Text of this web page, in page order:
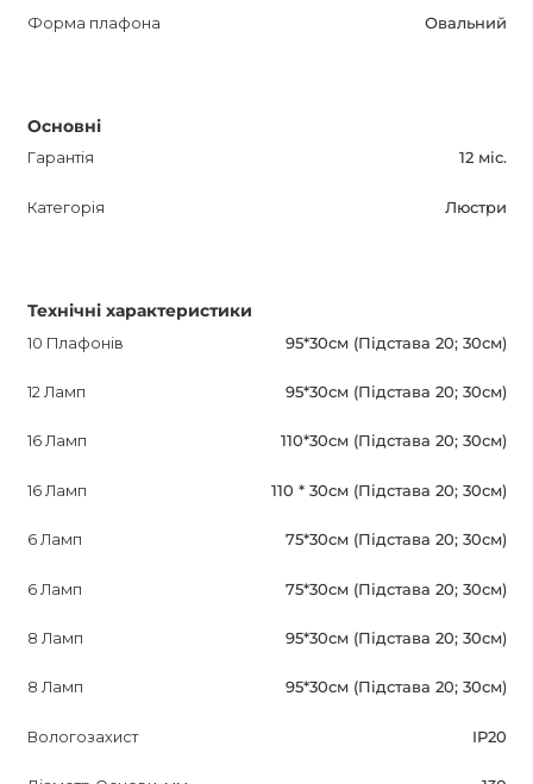
Форма плафона Овальний
Основні
Гарантія 12 міс.
Категорія Люстри
Технічні характеристики
10 Плафонів 95*30см (Підстава 20; 30см)
12 Ламп 95*30см (Підстава 20; 30см)
16 Ламп 110*30см (Підстава 20; 30см)
16 Ламп 110 * 30см (Підстава 20; 30см)
6 Ламп 75*30см (Підстава 20; 30см)
6 Ламп 75*30см (Підстава 20; 30см)
8 Ламп 95*30см (Підстава 20; 30см)
8 Ламп 95*30см (Підстава 20; 30см)
Вологозахист IP20